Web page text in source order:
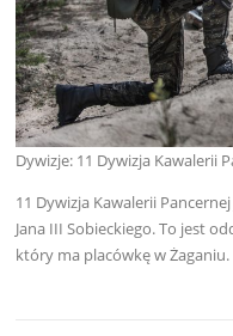
Dywizje: 11 Dywizja Kawalerii
11 Dywizja Kawalerii
Jana III Sobieckiego. To jest
który ma placówkę w Żaganiu.